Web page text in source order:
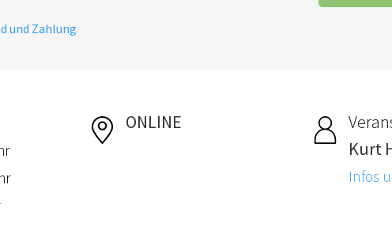
und Zahlung
ONLINE
Kurt
Infos